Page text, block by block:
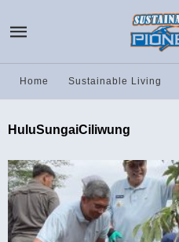
Home Sustainable Living
HuluSungaiCiliwung